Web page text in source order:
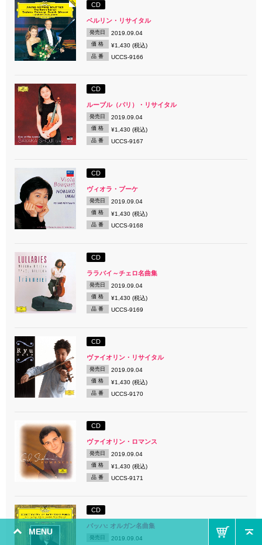
MENU
CD
ベルリン・リサイタル
発売日 2019.09.04
価 格 ¥1,430 (税込)
品 番 UCCS-9166
CD
ルーブル（パリ）・リサイタル
発売日 2019.09.04
価 格 ¥1,430 (税込)
品 番 UCCS-9167
CD
ヴィオラ・ブーケ
発売日 2019.09.04
価 格 ¥1,430 (税込)
品 番 UCCS-9168
CD
ララバイ～チェロ名曲集
発売日 2019.09.04
価 格 ¥1,430 (税込)
品 番 UCCS-9169
CD
ヴァイオリン・リサイタル
発売日 2019.09.04
価 格 ¥1,430 (税込)
品 番 UCCS-9170
CD
ヴァイオリン・ロマンス
発売日 2019.09.04
価 格 ¥1,430 (税込)
品 番 UCCS-9171
CD
バッハ: オルガン名曲集
発売日 2019.09.04